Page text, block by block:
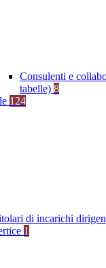
Consulenti e
tabelle) 8
124
di incarichi
1